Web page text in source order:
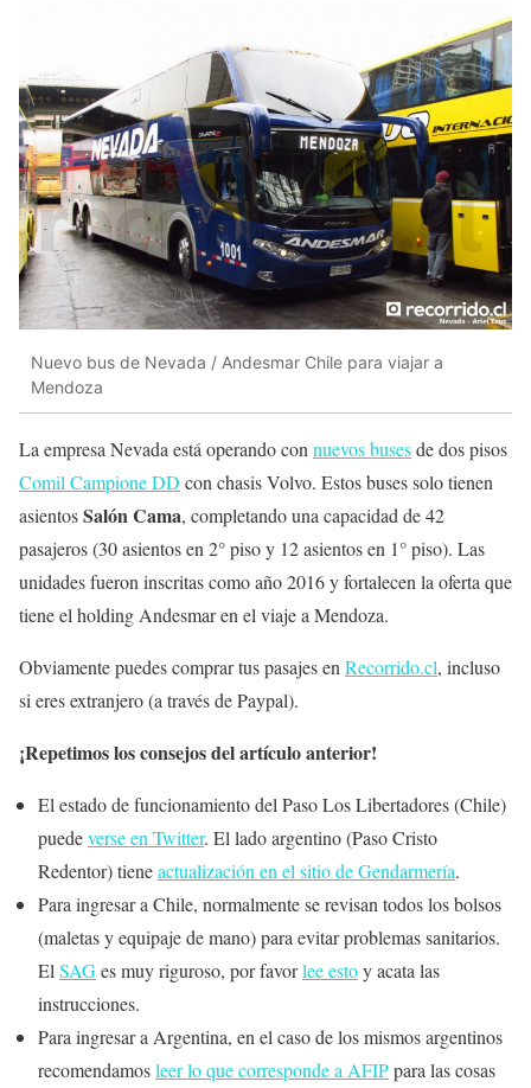
Nuevo bus de Nevada / Andesmar Chile para viajar a
Mendoza
La empresa Nevada está operando con nuevos busesde dos pisos
Comil Campione DD con chasis Volvo. Estos buses solo tienen
asientosSalón Cama, completando una capacidad de 42
pasajeros (30 asientos en 2° piso y 12 asientos en 1° piso). Las
unidades fueron inscritas como año 2016 y fortalecen la oferta que
tiene el holding Andesmar en el viaje a Mendoza.
Obviamente puedes comprar tus pasajes en Recorrido.cl, incluso
si eres extranjero (a través de Paypal).
¡Repetimos los consejos del artículo anterior!
El estado de funcionamiento del Paso Los Libertadores (Chile)
puedeverse en Twitter. El lado argentino (Paso Cristo
Redentor) tieneactualización en el sitio de Gendarmería.
Para ingresar a Chile, normalmente se revisan todos los bolsos
(maletas y equipaje de mano) para evitar problemas sanitarios.
El SAGes muy riguroso, por favorlee estoy acata las
instrucciones.
Para ingresar a Argentina, en el caso de los mismos argentinos
recomendamosleer lo que corresponde a AFIPpara las cosas